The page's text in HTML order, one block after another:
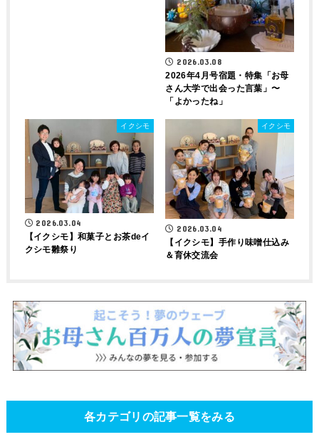
2026.03.08
2026年4月号宿題・特集「お母
さん大学で出会った言葉」〜
「よかったね」
イクシモ
2026.03.04
【イクシモ】和菓子とお茶deイ
クシモ雛祭り
イクシモ
2026.03.04
【イクシモ】手作り味噌仕込み
＆育休交流会
各カテゴリの記事一覧をみる